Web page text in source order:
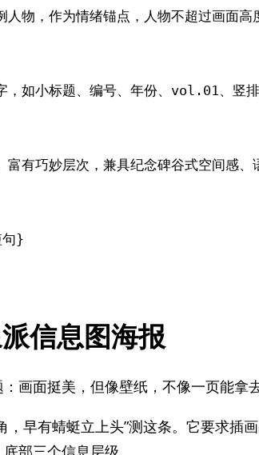
人物，作为情绪锚点，人物不超过画面
，如小标题、编号、年份、vol.01、竖
富有巧妙层次，兼具纪念碑谷式空间感、
信息图海报
画面挺美，但像壁纸，不像一页能拿
，早有蜻蜓立上头”测这条。它要求插
部三个信息层级。